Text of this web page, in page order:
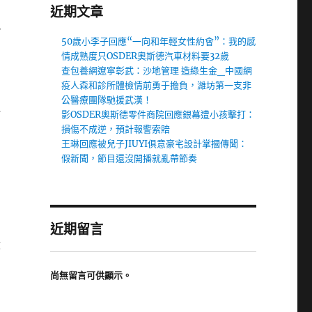
近期文章
50歲小李子回應“一向和年輕女性約會”：我的感
情成熟度只OSDER奧斯德汽車材料要32歲
查包養網遼寧彰武：沙地管理 造綠生金_中國網
疫人森和診所體檢情前勇于擔負，濰坊第一支非
公醫療團隊馳援武漢！
影OSDER奧斯德零件商院回應銀幕遭小孩擊打：
損傷不成逆，預計報警索賠
王琳回應被兒子JIUYI俱意豪宅設計掌摑傳聞：
假新聞，節目還沒開播就亂帶節奏
近期留言
尚無留言可供顯示。